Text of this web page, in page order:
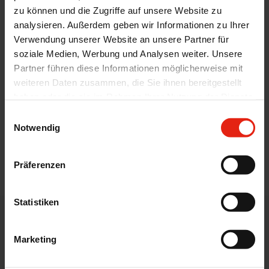
zu können und die Zugriffe auf unsere Website zu
analysieren. Außerdem geben wir Informationen zu Ihrer
Verwendung unserer Website an unsere Partner für
soziale Medien, Werbung und Analysen weiter. Unsere
Partner führen diese Informationen möglicherweise mit
weiteren Daten zusammen, die Sie ihnen bereitgestellt
Notwendig
Präferenzen
Statistiken
Marketing
Alginate vorrätig, die in den
unterschiedlichsten Anwendungen zum
Einsatz kommen. Da wir
Herausforderungen lieben, unterstützen wir
unsere Kunden selbstverständlich auch bei
der Entwicklung spezieller Rezepturen –
auch in Kombination mit zertifizierten
Biorohstoffen.